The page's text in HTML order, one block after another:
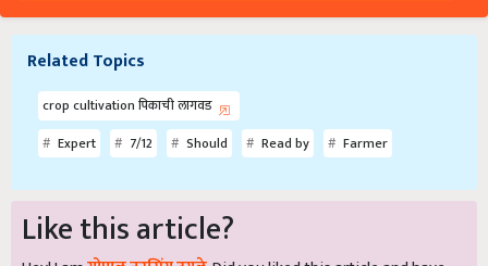
Related Topics
crop cultivation पिकाची लागवड
Expert
7/12 Should Read by Farmer
Like this article?